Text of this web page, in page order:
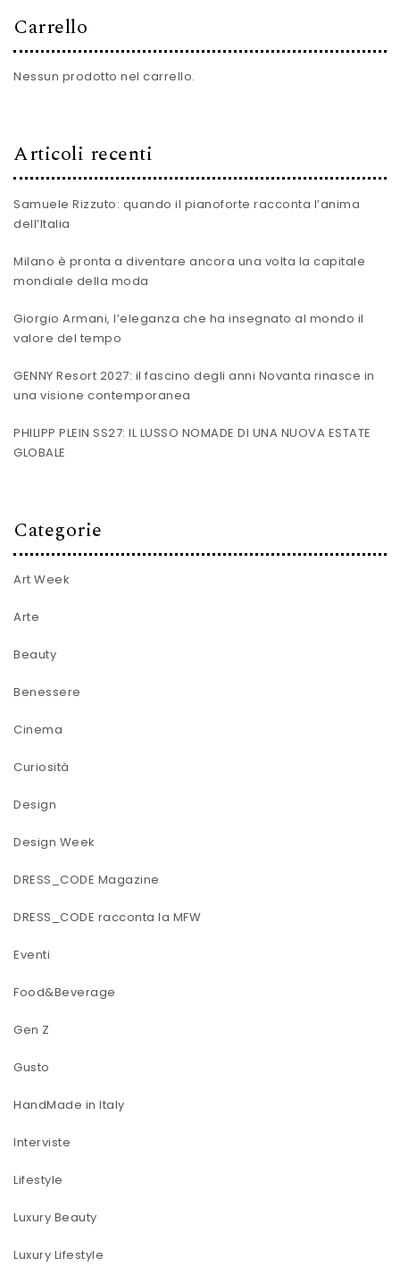
Carrello
Nessun prodotto nel carrello.
Articoli recenti
Samuele Rizzuto: quando il pianoforte racconta l’anima
dell’Italia
Milano è pronta a diventare ancora una volta la capitale
mondiale della moda
Giorgio Armani, l’eleganza che ha insegnato al mondo il
valore del tempo
GENNY Resort 2027: il fascino degli anni Novanta rinasce in
una visione contemporanea
PHILIPP PLEIN SS27: IL LUSSO NOMADE DI UNA NUOVA ESTATE
GLOBALE
Categorie
Art Week
Arte
Beauty
Benessere
Cinema
Curiosità
Design
Design Week
DRESS_CODE Magazine
DRESS_CODE racconta la MFW
Eventi
Food&Beverage
Gen Z
Gusto
HandMade in Italy
Interviste
Lifestyle
Luxury Beauty
Luxury Lifestyle